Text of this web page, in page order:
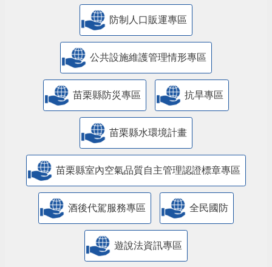
防制人口販運專區
​公共設施維護管理情形專區
苗栗縣防災專區 抗旱專區
苗栗縣水環境計畫
苗栗縣室內空氣品質自主管理認證標章專區
酒後代駕服務專區 全民國防
遊說法資訊專區